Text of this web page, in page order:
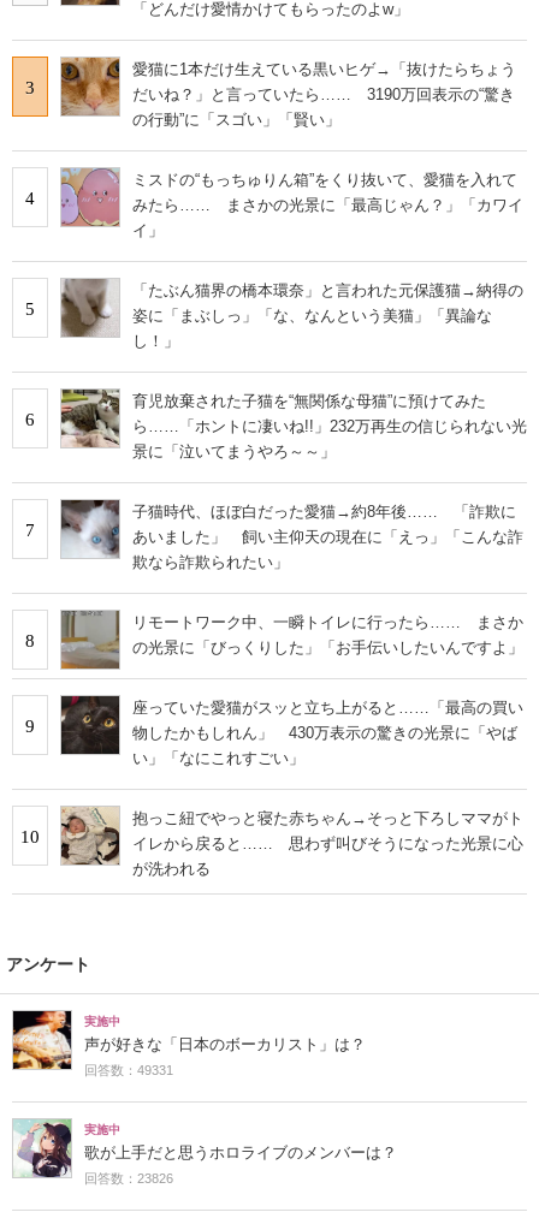
「どんだけ愛情かけてもらったのよw」
3
愛猫に1本だけ生えている黒いヒゲ→「抜けたらちょう
だいね？」と言っていたら…… 3190万回表示の“驚き
の行動”に「スゴい」「賢い」
4
ミスドの“もっちゅりん箱”をくり抜いて、愛猫を入れて
みたら…… まさかの光景に「最高じゃん？」「カワイ
イ」
5
「たぶん猫界の橋本環奈」と言われた元保護猫→納得の
姿に「まぶしっ」「な、なんという美猫」「異論な
し！」
6
育児放棄された子猫を“無関係な母猫”に預けてみた
ら……「ホントに凄いね!!」232万再生の信じられない光
景に「泣いてまうやろ～～」
7
子猫時代、ほぼ白だった愛猫→約8年後…… 「詐欺に
あいました」 飼い主仰天の現在に「えっ」「こんな詐
欺なら詐欺られたい」
8
リモートワーク中、一瞬トイレに行ったら…… まさか
の光景に「びっくりした」「お手伝いしたいんですよ」
9
座っていた愛猫がスッと立ち上がると……「最高の買い
物したかもしれん」 430万表示の驚きの光景に「やば
い」「なにこれすごい」
10
抱っこ紐でやっと寝た赤ちゃん→そっと下ろしママがト
イレから戻ると…… 思わず叫びそうになった光景に心
が洗われる
アンケート
実施中
声が好きな「日本のボーカリスト」は？
回答数：49331
実施中
歌が上手だと思うホロライブのメンバーは？
回答数：23826